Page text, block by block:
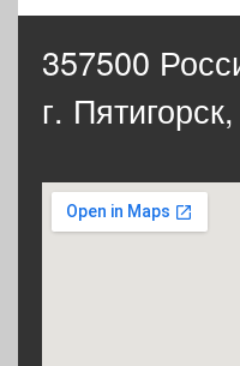
357500
г.